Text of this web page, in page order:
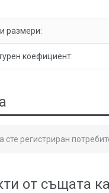
размери:
коефициент:
сте регистриран
от същата